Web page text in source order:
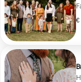
€
€
,